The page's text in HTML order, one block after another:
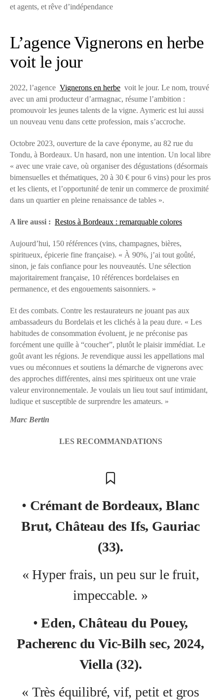
et agents, et rêve d’indépendance
L’agence Vignerons en herbe
voit le jour
2022, l’agence Vignerons en herbe voit le jour. Le nom, trouvé
avec un ami producteur d’armagnac, résume l’ambition :
promouvoir les jeunes talents de la vigne. Aymeric est lui aussi
un nouveau venu dans cette profession, mais s’accroche.
Octobre 2023, ouverture de la cave éponyme, au 82 rue du
Tondu, à Bordeaux. Un hasard, non une intention. Un local libre
« avec une vraie cave, où organiser des dégustations (désormais
bimensuelles et thématiques, 20 à 30 € pour 6 vins) pour les pros
et les clients, et l’opportunité de tenir un commerce de proximité
dans un quartier en pleine renaissance de tables ».
A lire aussi : Restos à Bordeaux : remarquable colores
Aujourd’hui, 150 références (vins, champagnes, bières,
spiritueux, épicerie fine française). « À 90%, j’ai tout goûté,
sinon, je fais confiance pour les nouveautés. Une sélection
majoritairement française, 10 références bordelaises en
permanence, et des engouements saisonniers. »
Et des combats. Contre les restaurateurs ne jouant pas aux
ambassadeurs du Bordelais et les clichés à la peau dure. « Les
habitudes de consommation évoluent, je ne préconise pas
forcément une quille à “coucher”, plutôt le plaisir immédiat. Le
goût avant les régions. Je revendique aussi les appellations mal
vues ou méconnues et soutiens la démarche de vignerons avec
des approches différentes, ainsi mes spiritueux ont une vraie
valeur environnementale. Je voulais un lieu tout sauf intimidant,
ludique et susceptible de surprendre les amateurs. »
Marc Bertin
LES RECOMMANDATIONS
• Crémant de Bordeaux, Blanc
Brut, Château des Ifs, Gauriac
(33).
« Hyper frais, un peu sur le fruit,
impeccable. »
•Eden, Château du Pouey,
Pacherenc du Vic-Bilh sec, 2024,
Viella (32).
« Très équilibré, vif, petit et gros